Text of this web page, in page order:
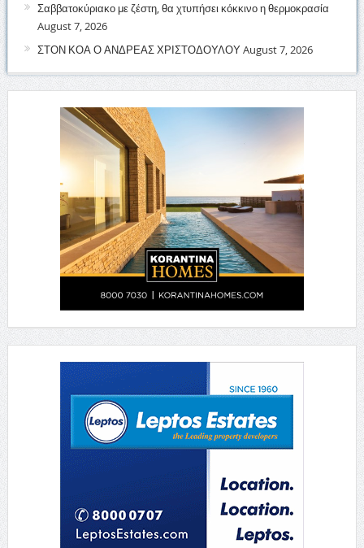
Σαββατοκύριακο με ζέστη, θα χτυπήσει κόκκινο η θερμοκρασία
August 7, 2026
ΣΤΟΝ ΚΟΑ Ο ΑΝΔΡΕΑΣ ΧΡΙΣΤΟΔΟΥΛΟΥAugust 7, 2026